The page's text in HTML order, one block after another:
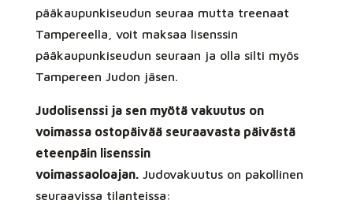
pääkaupunkiseudun seuraa mutta treenaat
Tampereella, voit maksaa lisenssin
pääkaupunkiseudun seuraan ja olla silti myös
Tampereen Judon jäsen.
Judolisenssi ja sen myötä vakuutus on
voimassa ostopäivää seuraavasta päivästä
eteenpäin lisenssin
voimassaoloajan.Judovakuutus on pakollinen
seuraavissa tilanteissa: